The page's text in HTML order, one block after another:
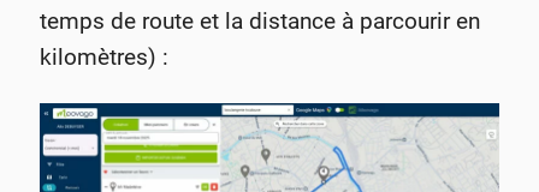
temps de route et la distance à parcourir en
kilomètres) :